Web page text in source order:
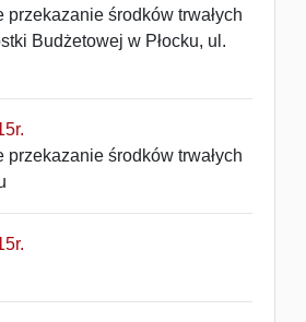
środków trwałych
Budżetowej w Płocku, ul.
środków trwałych